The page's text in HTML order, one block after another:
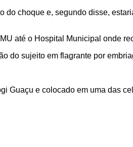
do choque e, segundo disse,
até o Hospital Municipal onde
do sujeito em flagrante por
Guaçu e colocado em uma das